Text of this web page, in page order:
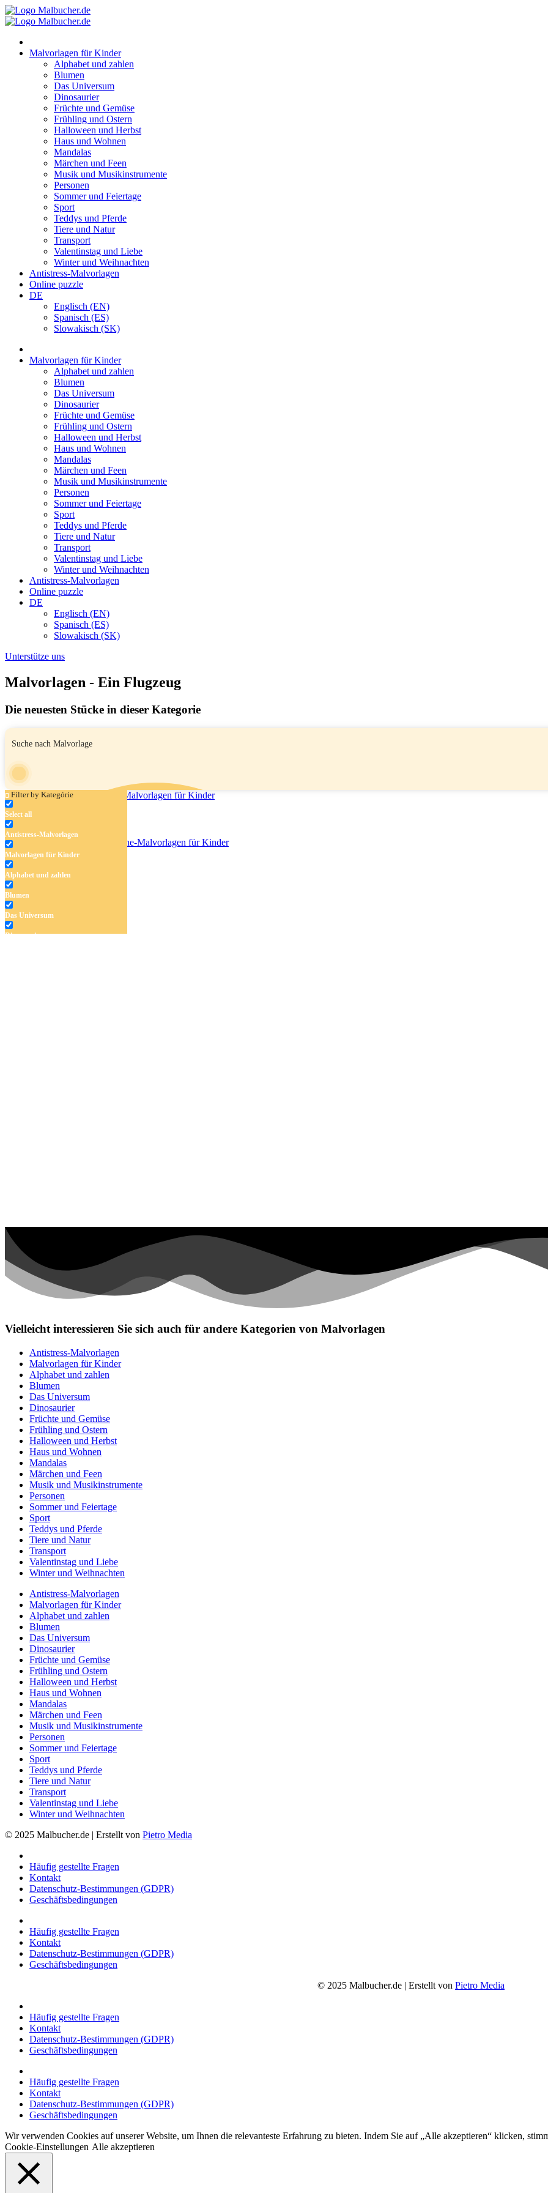
Zum
Inhalt
Malvorlagen für Kinder
Alphabet und zahlen
Blumen
Das Universum
Dinosaurier
Früchte und Gemüse
Frühling und Ostern
Halloween und Herbst
Haus und Wohnen
Mandalas
Märchen und Feen
Musik und Musikinstrumente
Personen
Sommer und Feiertage
Sport
Teddys und Pferde
Tiere und Natur
Transport
Valentinstag und Liebe
Winter und Weihnachten
Antistress-Malvorlagen
Online puzzle
DE
Englisch (EN)
Spanisch (ES)
Slowakisch (SK)
Malvorlagen für Kinder
Alphabet und zahlen
Blumen
Das Universum
Dinosaurier
Früchte und Gemüse
Frühling und Ostern
Halloween und Herbst
Haus und Wohnen
Mandalas
Märchen und Feen
Musik und Musikinstrumente
Personen
Sommer und Feiertage
Sport
Teddys und Pferde
Tiere und Natur
Transport
Valentinstag und Liebe
Winter und Weihnachten
Antistress-Malvorlagen
Online puzzle
DE
Englisch (EN)
Spanisch (ES)
Slowakisch (SK)
Unterstütze uns
Malvorlagen - Ein Flugzeug
Die neuesten Stücke in dieser Kategorie
Filter by Kategórie
Select all
Antistress-Malvorlagen
Malvorlagen für Kinder
Alphabet und zahlen
Blumen
Das Universum
Dinosaurier
Winter und Weihnachten
Nezaradené
Unkategorisiert
Flugzeugspielzeug
Aeromexico Flugzeug
Vielleicht interessieren Sie sich auch für andere Kategorien von Malvorlagen
Antistress-Malvorlagen
Malvorlagen für Kinder
Alphabet und zahlen
Blumen
Das Universum
Dinosaurier
Früchte und Gemüse
Frühling und Ostern
Halloween und Herbst
Haus und Wohnen
Mandalas
Märchen und Feen
Musik und Musikinstrumente
Personen
Sommer und Feiertage
Sport
Teddys und Pferde
Tiere und Natur
Transport
Valentinstag und Liebe
Winter und Weihnachten
Antistress-Malvorlagen
Malvorlagen für Kinder
Alphabet und zahlen
Blumen
Das Universum
Dinosaurier
Früchte und Gemüse
Frühling und Ostern
Halloween und Herbst
Haus und Wohnen
Mandalas
Märchen und Feen
Musik und Musikinstrumente
Personen
Sommer und Feiertage
Sport
Teddys und Pferde
Tiere und Natur
Transport
Valentinstag und Liebe
Winter und Weihnachten
© 2025 Malbucher.de | Erstellt von Pietro Media
Häufig gestellte Fragen
Kontakt
Datenschutz-Bestimmungen (GDPR)
Geschäftsbedingungen
Häufig gestellte Fragen
Kontakt
Datenschutz-Bestimmungen (GDPR)
Geschäftsbedingungen
© 2025 Malbucher.de | Erstellt von Pietro Media
Häufig gestellte Fragen
Kontakt
Datenschutz-Bestimmungen (GDPR)
Geschäftsbedingungen
Häufig gestellte Fragen
Kontakt
Datenschutz-Bestimmungen (GDPR)
Geschäftsbedingungen
Wir verwenden Cookies auf unserer Website, um Ihnen die relevanteste Erfahrung zu bieten. Indem Sie auf „Alle akzeptieren“ klicken,
Cookie-Einstellungen Alle akzeptieren